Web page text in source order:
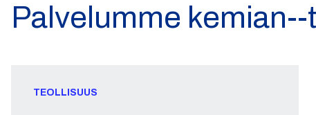
Palvelumme
TEOLLISUUS